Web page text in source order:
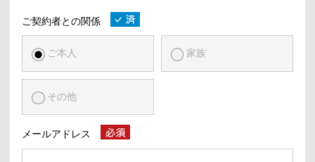
ご契約者との関係
ご本人 家族
その他
メールアドレス